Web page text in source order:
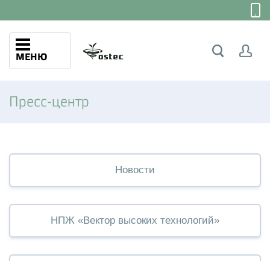
МЕНЮ
Пресс-центр
Новости
НПЖ «Вектор высоких технологий»